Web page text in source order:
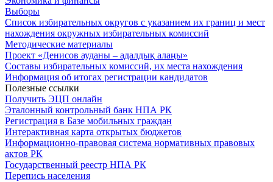
Выборы
Список избирательных округов с указанием их границ и мест
нахождения окружных избирательных комиссий
Методические материалы
Проект «Денисов ауданы – адалдық алаңы»
Составы избирательных комиссий, их места нахождения
Информация об итогах регистрации кандидатов
Полезные ссылки
Получить ЭЦП онлайн
Эталонный контрольный банк НПА РК
Регистрация в Базе мобильных граждан
Интерактивная карта открытых бюджетов
Информационно-правовая система нормативных правовых
актов РК
Государственный реестр НПА РК
Перепись населения